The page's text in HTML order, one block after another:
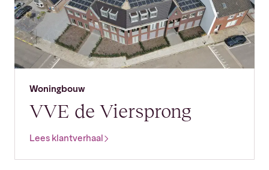
Woningbouw
VVE de Viersprong
Lees klantverhaal